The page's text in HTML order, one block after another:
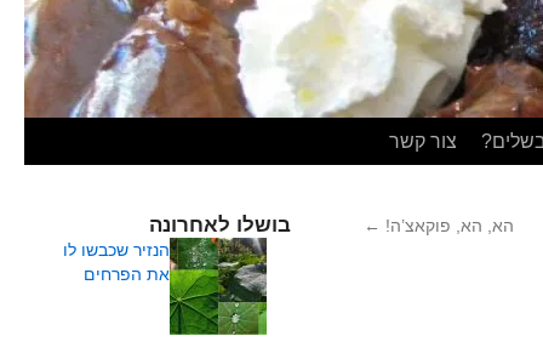
צור קשר
הא, הא, פוקאצ’ה! ← בושלו לאחרונה
הנזיר שכבשו לו
את הפרחים